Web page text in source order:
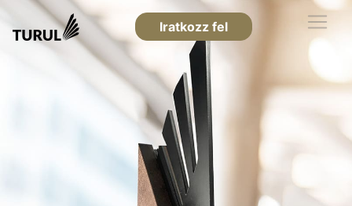
Iratkozz fel